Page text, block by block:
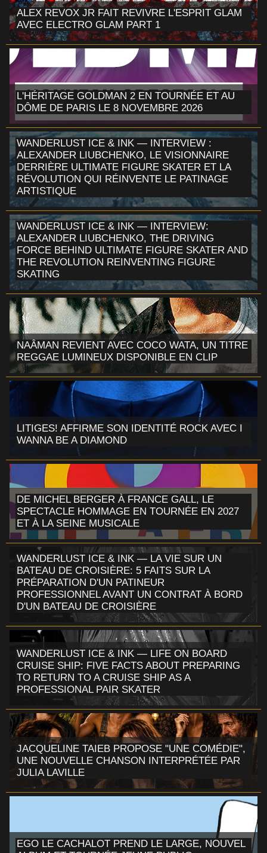
ALEX REVOX JR FAIT REVIVRE L'ESPRIT GLAM
AVEC ELECTRO GLAM PART 1
L'HÉRITAGE GOLDMAN 2 EN TOURNÉE ET AU
DÔME DE PARIS LE 8 NOVEMBRE 2026
WANDERLUST ICE & INK — INTERVIEW :
ALEXANDER LIUBCHENKO, LE VISIONNAIRE
DERRIÈRE ULTIMATE FIGURE SKATER ET LA
RÉVOLUTION QUI RÉINVENTE LE PATINAGE
ARTISTIQUE
WANDERLUST ICE & INK — INTERVIEW:
ALEXANDER LIUBCHENKO, THE DRIVING
FORCE BEHIND ULTIMATE FIGURE SKATER AND
THE REVOLUTION REINVENTING FIGURE
SKATING
NAÂMAN REVIENT AVEC COCO WATA, UN TITRE
REGGAE LUMINEUX DISPONIBLE EN CLIP
LITIGES! AFFIRME SON IDENTITÉ ROCK AVEC I
WANNA BE A DIAMOND
DE MICHEL BERGER À FRANCE GALL, LE
SPECTACLE HOMMAGE EN TOURNÉE EN 2027
ET À LA SEINE MUSICALE
WANDERLUST ICE & INK — LA VIE SUR UN
BATEAU DE CROISIÈRE: 5 FAITS SUR LA
PRÉPARATION D'UN PATINEUR
PROFESSIONNEL AVANT UN CONTRAT À BORD
D'UN BATEAU DE CROISIÈRE
WANDERLUST ICE & INK — LIFE ON BOARD
CRUISE SHIP: FIVE FACTS ABOUT PREPARING
TO RETURN TO A CRUISE SHIP AS A
PROFESSIONAL PAIR SKATER
JACQUELINE TAIEB PROPOSE "UNE COMÉDIE",
UNE NOUVELLE CHANSON INTERPRÉTÉE PAR
JULIA LAVILLE
EGO LE CACHALOT PREND LE LARGE, NOUVEL